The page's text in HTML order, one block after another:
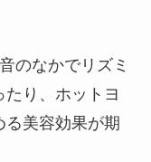
のなかでリズミ
り、ホットヨ
る美容効果が期